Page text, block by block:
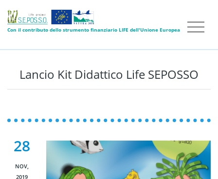
Con il contributo dello strumento finanziario LIFE dell'Unione Europea
Lancio Kit Didattico Life SEPOSSO
28
NOV,
2019